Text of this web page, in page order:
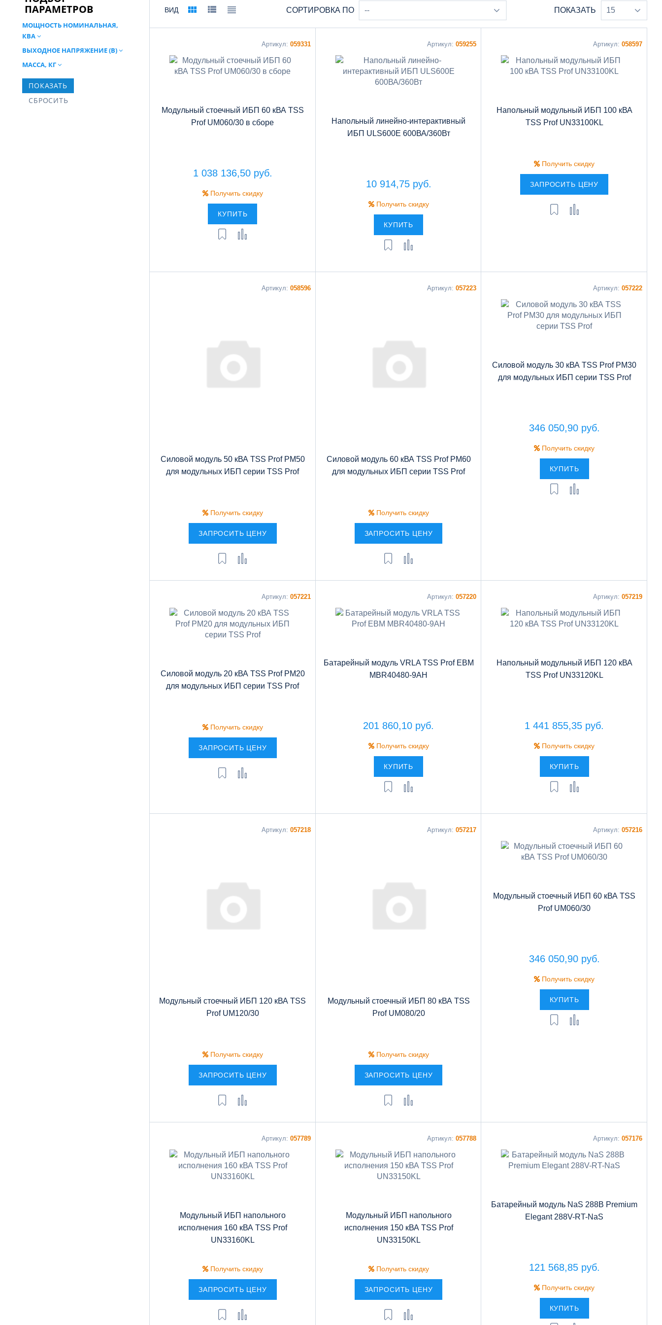
ВИД СОРТИРОВКА ПО -- ПОКАЗАТЬ 15
Артикул: 059331
Модульный стоечный ИБП 60 кВА TSS
Prof UM060/30 в сборе
1 038 136,50 руб.
Получить скидку
КУПИТЬ
Артикул:059255
Напольный линейно-интерактивный
ИБП ULS600E 600ВА/360Вт
10 914,75 руб.
Получить скидку
КУПИТЬ
Артикул: 058597
Напольный модульный ИБП 100 кВА
TSS Prof UN33100KL
Получить скидку
ЗАПРОСИТЬ ЦЕНУ
Артикул: 058596
Cиловой модуль 50 кВА TSS Prof PM50
для модульных ИБП серии TSS Prof
Получить скидку
ЗАПРОСИТЬ ЦЕНУ
Артикул:057223
Cиловой модуль 60 кВА TSS Prof PM60
для модульных ИБП серии TSS Prof
Получить скидку
ЗАПРОСИТЬ ЦЕНУ
Артикул: 057222
Cиловой модуль 30 кВА TSS Prof PM30
для модульных ИБП серии TSS Prof
346 050,90 руб.
Получить скидку
КУПИТЬ
Артикул: 057221
Cиловой модуль 20 кВА TSS Prof PM20
для модульных ИБП серии TSS Prof
Получить скидку
ЗАПРОСИТЬ ЦЕНУ
Артикул:057220
Батарейный модуль VRLA TSS Prof EBM
MBR40480-9AH
201 860,10 руб.
Получить скидку
КУПИТЬ
Артикул: 057219
Напольный модульный ИБП 120 кВА
TSS Prof UN33120KL
1 441 855,35 руб.
Получить скидку
КУПИТЬ
Артикул: 057218
Модульный стоечный ИБП 120 кВА TSS
Prof UM120/30
Получить скидку
ЗАПРОСИТЬ ЦЕНУ
Артикул:057217
Модульный стоечный ИБП 80 кВА TSS
Prof UM080/20
Получить скидку
ЗАПРОСИТЬ ЦЕНУ
Артикул: 057216
Модульный стоечный ИБП 60 кВА TSS
Prof UM060/30
346 050,90 руб.
Получить скидку
КУПИТЬ
Артикул: 057789
Модульный ИБП напольного
исполнения 160 кВА TSS Prof
UN33160KL
Получить скидку
ЗАПРОСИТЬ ЦЕНУ
Артикул:057788
Модульный ИБП напольного
исполнения 150 кВА TSS Prof
UN33150KL
Получить скидку
ЗАПРОСИТЬ ЦЕНУ
Артикул: 057176
Батарейный модуль NaS 288В Premium
Elegant 288V-RT-NaS
121 568,85 руб.
Получить скидку
КУПИТЬ
ПАРАМЕТРОВ
МОЩНОСТЬ НОМИНАЛЬНАЯ,
КВА
ВЫХОДНОЕ НАПРЯЖЕНИЕ (В)
МАССА, КГ